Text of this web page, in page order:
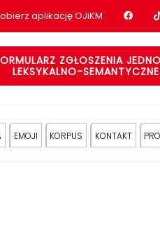
aplikację OJiKM Nasz
ZGŁOSZENIA
LEKSYKALNO-
EMOJI KORPUS KONTAKT